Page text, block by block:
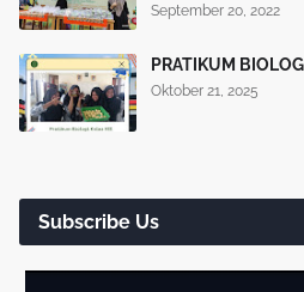
September 20, 2022
PRATIKUM
Oktober 21, 2025
Subscribe Us